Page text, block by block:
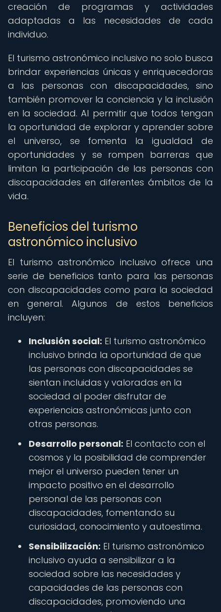
creación de programas y actividades
adaptadas a las necesidades de cada
individuo.
El turismo astronómico inclusivo no solo busca
brindar experiencias únicas y enriquecedoras
a las personas con discapacidades, sino
también promover la conciencia y la inclusión
en la sociedad. Al permitir que todos tengan
la oportunidad de explorar y aprender sobre
el universo, se fomenta la igualdad de
oportunidades y se rompen barreras que
limitan la participación de las personas con
discapacidades en diferentes ámbitos de la
vida.
Beneficios del turismo
astronómico inclusivo
El turismo astronómico inclusivo ofrece una
serie de beneficios tanto para las personas
con discapacidades como para la sociedad
en general. Algunos de estos beneficios
incluyen:
Inclusión social: El turismo astronómico
inclusivo brinda la oportunidad de que
las personas con discapacidades se
sientan incluidas y valoradas en la
sociedad al poder disfrutar de
experiencias astronómicas junto con
otras personas.
Desarrollo personal: El contacto con el
cosmos y la posibilidad de comprender
mejor el universo pueden tener un
impacto positivo en el desarrollo
personal de las personas con
discapacidades, fomentando su
curiosidad, conocimiento y autoestima.
Sensibilización: El turismo astronómico
inclusivo ayuda a sensibilizar a la
sociedad sobre las necesidades y
capacidades de las personas con
discapacidades, promoviendo una